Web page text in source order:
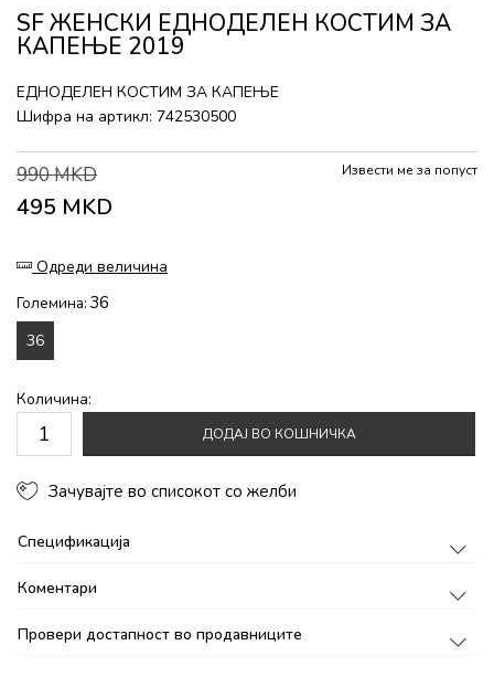
SF ЖЕНСКИ ЕДНОДЕЛЕН КОСТИМ ЗА
КАПЕЊЕ 2019
ЕДНОДЕЛЕН КОСТИМ ЗА КАПЕЊЕ
Шифра на артикл: 742530500
990MKD
495 MKD
Извести ме за попуст
Одреди величина
Големина: 36
36
Количина:
ДОДАЈ ВО КОШНИЧКА
Зачувајте во списокот со желби
Спецификација
Коментари
Провери достапност во продавниците